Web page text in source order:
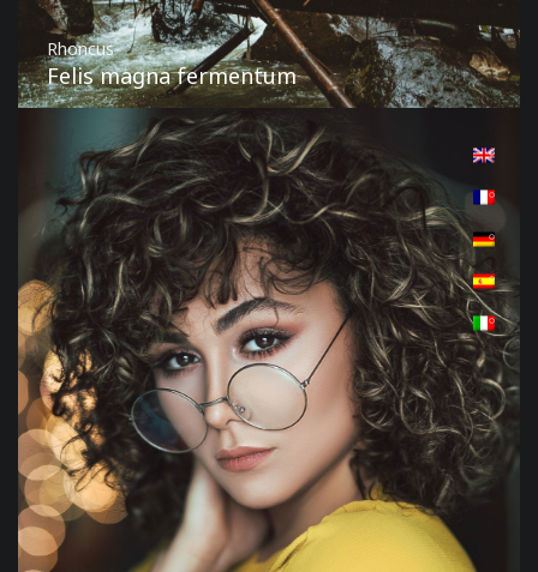
Rhoncus
Felis magna fermentum